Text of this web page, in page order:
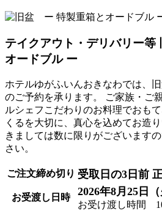
テイクアウト・デリバリー等
オードブル ー
ホテルゆがふいんおきなわでは、
のご予約を承ります。 ご家族・ご
ルシェフこだわりのお料理でおも
くるを大切に、真心を込めてお造
きましては数に限りがございます
さい。
ご注文締め切り 受取日の3日前
お受渡し日時 2026年8月25日
お受け渡し時間